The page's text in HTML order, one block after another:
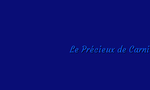
Le Précieux de Carni